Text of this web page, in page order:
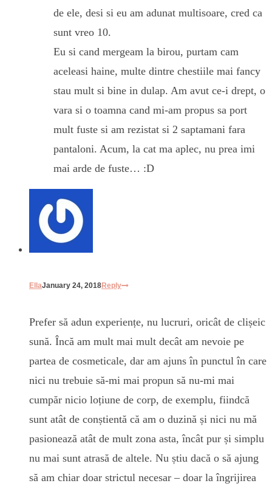
de ele, desi si eu am adunat multisoare, cred ca
sunt vreo 10.
Eu si cand mergeam la birou, purtam cam
aceleasi haine, multe dintre chestiile mai fancy
stau mult si bine in dulap. Am avut ce-i drept, o
vara si o toamna cand mi-am propus sa port
mult fuste si am rezistat si 2 saptamani fara
pantaloni. Acum, la cat ma aplec, nu prea imi
mai arde de fuste… :D
EllaJanuary 24, 2018Reply
Prefer să adun experiențe, nu lucruri, oricât de clișeic
sună. Încă am mult mai mult decât am nevoie pe
partea de cosmeticale, dar am ajuns în punctul în care
nici nu trebuie să-mi mai propun să nu-mi mai
cumpăr nicio loțiune de corp, de exemplu, fiindcă
sunt atât de conștientă că am o duzină și nici nu mă
pasionează atât de mult zona asta, încât pur și simplu
nu mai sunt atrasă de altele. Nu știu dacă o să ajung
să am chiar doar strictul necesar – doar la îngrijirea